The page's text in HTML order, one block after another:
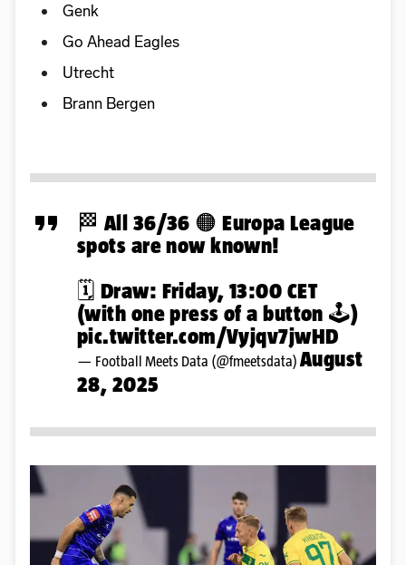
Genk
Go Ahead Eagles
Utrecht
Brann Bergen
🏁 All 36/36 🟠 Europa League
spots are now known!
🗓️ Draw: Friday, 13:00 CET
(with one press of a button 🕹️)
pic.twitter.com/Vyjqv7jwHD
— Football Meets Data (@fmeetsdata) August
28, 2025